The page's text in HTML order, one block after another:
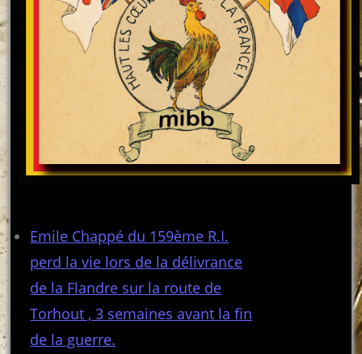
Emile Chappé du 159ème R.I.
perd la vie lors de la délivrance
de la Flandre sur la route de
Torhout , 3 semaines avant la fin
de la guerre.